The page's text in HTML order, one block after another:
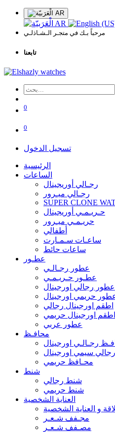
AR
AR
مرحباً بـك في متجـر الـشـاذلـي
تابعنا
0
0
تسجيل الدخول
الرئيسية
الساعات
رجـالي أوريجينال
رجـالي ميـرور
SUPER CLONE
حـريـمـي أوريجينال
حريـمـي ميـرور
أطفالي
ساعـات سـمـارت
ساعات حائط
عطـور
عطور رجـالـي
عطـور حـريـمـي
عطور رجالي اورجينال
حريمي اورجينال
اطقم اورجينال رجالي
اطقم اورجينال حريمي
عطور عربي
محافـظ
رجـالـي اورجينال
سيمي اورجينال
محـافظ حريمي
شنط
شنط رجالي
شنط حريمي
العناية الشخصية
و العناية الشخصية
مجـفف شـعـر
مصـفف شـعـر